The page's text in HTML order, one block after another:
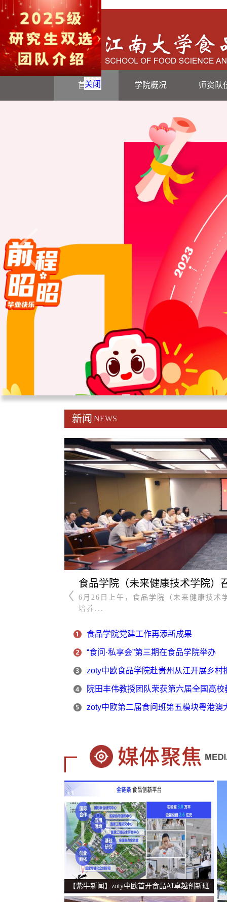
关闭
首页 学院概况
学院简介
师资队
新闻 NEWS
食品学院（未来健康技术学院）
6月26日上午，食品学院（未来健康技术
培养...
食品学院党建工作再添新成果
“食问·私享会”第三期在食品学院举办
zoty中欧食品学院赴贵州从江开展乡村
院田丰伟教授团队荣获第六届全国高
zoty中欧第二届食问班第五模块粤港澳
【紫牛新闻】zoty中欧首开食品AI卓越创新班